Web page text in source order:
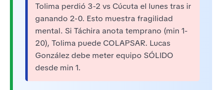
Tolima perdió 3-2 vs Cúcuta el lunes tras ir
ganando 2-0. Esto muestra fragilidad
mental. Si Táchira anota temprano (min 1-
20), Tolima puede COLAPSAR. Lucas
González debe meter equipo SÓLIDO
desde min 1.